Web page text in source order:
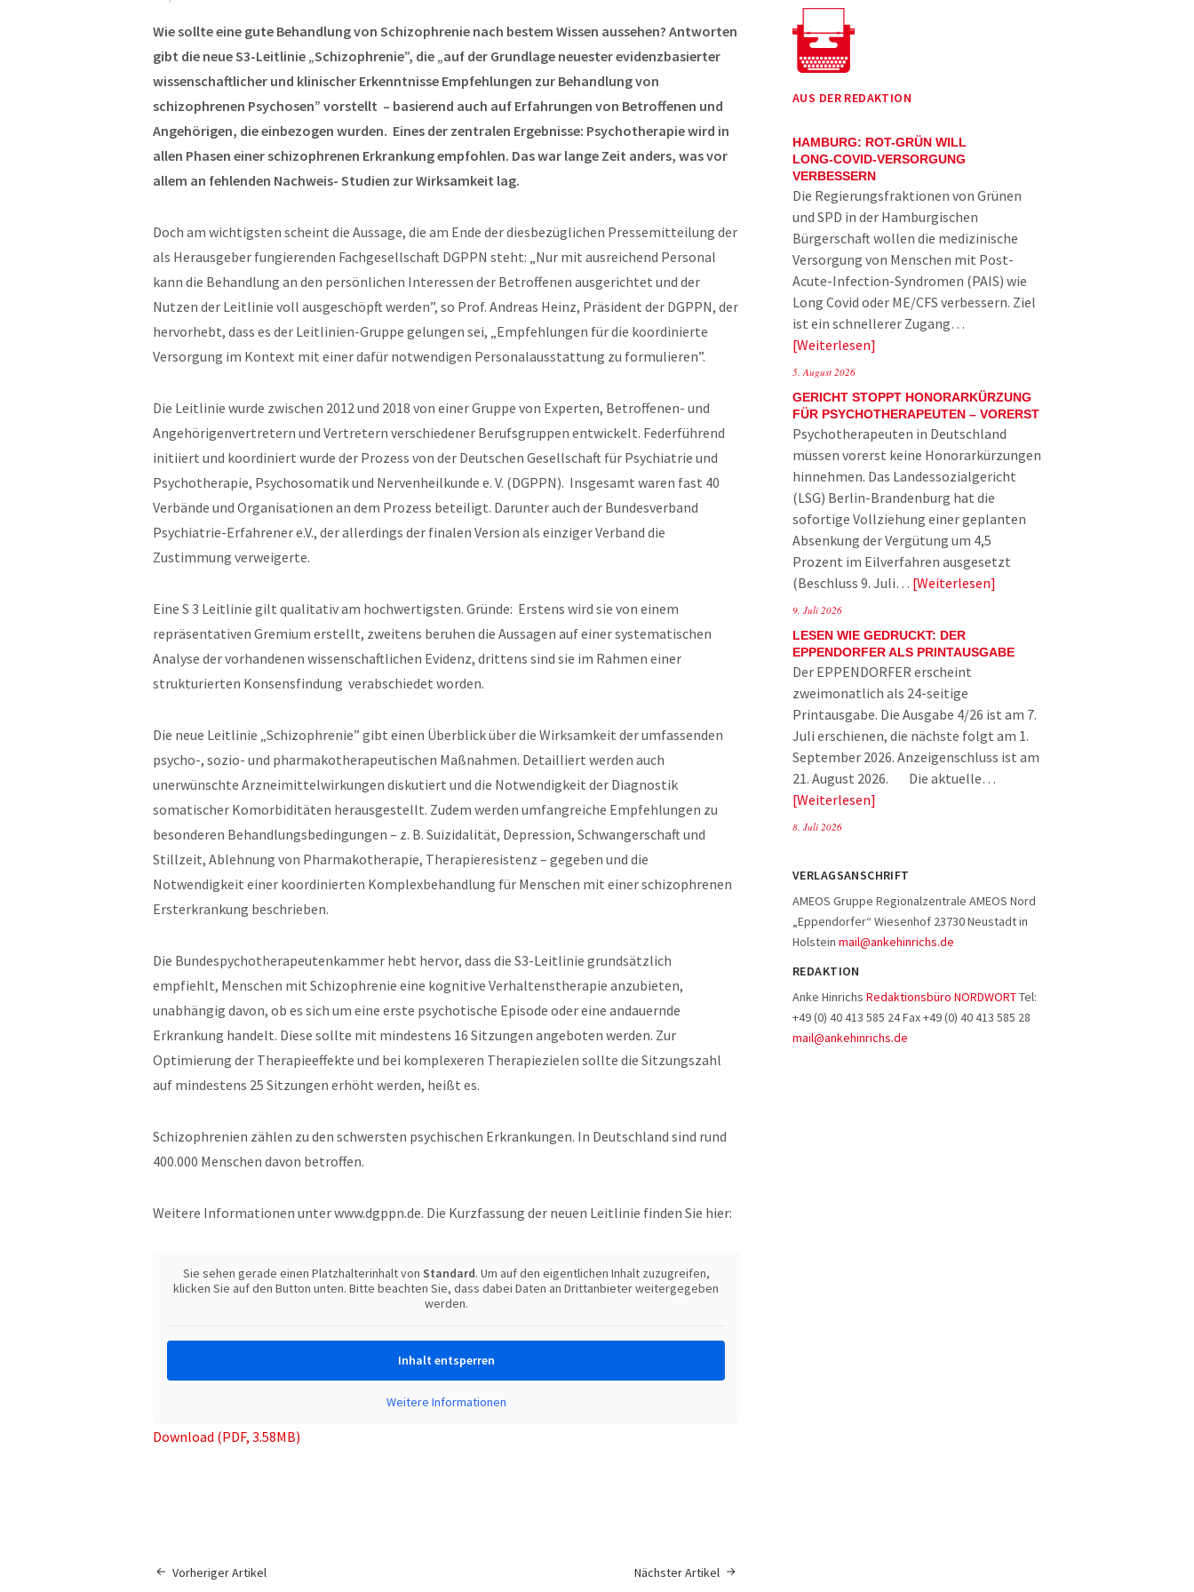
Wie sollte eine gute Behandlung von Schizophrenie nach bestem Wissen aussehen? Antworten
gibt die neue S3-Leitlinie „Schizophrenie”, die „auf der Grundlage neuester evidenzbasierter
wissenschaftlicher und klinischer Erkenntnisse Empfehlungen zur Behandlung von
schizophrenen Psychosen” vorstellt – basierend auch auf Erfahrungen von Betroffenen und
Angehörigen, die einbezogen wurden. Eines der zentralen Ergebnisse: Psychotherapie wird in
allen Phasen einer schizophrenen Erkrankung empfohlen. Das war lange Zeit anders, was vor
allem an fehlenden Nachweis- Studien zur Wirksamkeit lag.
Doch am wichtigsten scheint die Aussage, die am Ende der diesbezüglichen Pressemitteilung der
als Herausgeber fungierenden Fachgesellschaft DGPPN steht: „Nur mit ausreichend Personal
kann die Behandlung an den persönlichen Interessen der Betroffenen ausgerichtet und der
Nutzen der Leitlinie voll ausgeschöpft werden”, so Prof. Andreas Heinz, Präsident der DGPPN, der
hervorhebt, dass es der Leitlinien-Gruppe gelungen sei, „Empfehlungen für die koordinierte
Versorgung im Kontext mit einer dafür notwendigen Personalausstattung zu formulieren”.
Die Leitlinie wurde zwischen 2012 und 2018 von einer Gruppe von Experten, Betroffenen- und
Angehörigenvertretern und Vertretern verschiedener Berufsgruppen entwickelt. Federführend
initiiert und koordiniert wurde der Prozess von der Deutschen Gesellschaft für Psychiatrie und
Psychotherapie, Psychosomatik und Nervenheilkunde e. V. (DGPPN). Insgesamt waren fast 40
Verbände und Organisationen an dem Prozess beteiligt. Darunter auch der Bundesverband
Psychiatrie-Erfahrener e.V., der allerdings der finalen Version als einziger Verband die
Zustimmung verweigerte.
Eine S 3 Leitlinie gilt qualitativ am hochwertigsten. Gründe: Erstens wird sie von einem
repräsentativen Gremium erstellt, zweitens beruhen die Aussagen auf einer systematischen
Analyse der vorhandenen wissenschaftlichen Evidenz, drittens sind sie im Rahmen einer
strukturierten Konsensfindung verabschiedet worden.
Die neue Leitlinie „Schizophrenie” gibt einen Überblick über die Wirksamkeit der umfassenden
psycho-, sozio- und pharmakotherapeutischen Maßnahmen. Detailliert werden auch
unerwünschte Arzneimittelwirkungen diskutiert und die Notwendigkeit der Diagnostik
somatischer Komorbiditäten herausgestellt. Zudem werden umfangreiche Empfehlungen zu
besonderen Behandlungsbedingungen – z. B. Suizidalität, Depression, Schwangerschaft und
Stillzeit, Ablehnung von Pharmakotherapie, Therapieresistenz – gegeben und die
Notwendigkeit einer koordinierten Komplexbehandlung für Menschen mit einer schizophrenen
Ersterkrankung beschrieben.
Die Bundespychotherapeutenkammer hebt hervor, dass die S3-Leitlinie grundsätzlich
empfiehlt, Menschen mit Schizophrenie eine kognitive Verhaltenstherapie anzubieten,
unabhängig davon, ob es sich um eine erste psychotische Episode oder eine andauernde
Erkrankung handelt. Diese sollte mit mindestens 16 Sitzungen angeboten werden. Zur
Optimierung der Therapieeffekte und bei komplexeren Therapiezielen sollte die Sitzungszahl
auf mindestens 25 Sitzungen erhöht werden, heißt es.
Schizophrenien zählen zu den schwersten psychischen Erkrankungen. In Deutschland sind rund
400.000 Menschen davon betroffen.
Weitere Informationen unter www.dgppn.de. Die Kurzfassung der neuen Leitlinie finden Sie hier:
Sie sehen gerade einen Platzhalterinhalt von Standard. Um auf den eigentlichen Inhalt zuzugreifen,
klicken Sie auf den Button unten. Bitte beachten Sie, dass dabei Daten an Drittanbieter weitergegeben
werden.
Inhalt entsperren
Weitere Informationen
Download (PDF, 3.58MB)
Vorheriger Artikel Nächster Artikel
AUS DER REDAKTION
HAMBURG: ROT-GRÜN WILL
LONG-COVID-VERSORGUNG
VERBESSERN
Die Regierungsfraktionen von Grünen
und SPD in der Hamburgischen
Bürgerschaft wollen die medizinische
Versorgung von Menschen mit Post-
Acute-Infection-Syndromen (PAIS) wie
Long Covid oder ME/CFS verbessern. Ziel
ist ein schnellerer Zugang…
Weiterlesen
5. August 2026
GERICHT STOPPT HONORARKÜRZUNG
FÜR PSYCHOTHERAPEUTEN – VORERST
Psychotherapeuten in Deutschland
müssen vorerst keine Honorarkürzungen
hinnehmen. Das Landessozialgericht
(LSG) Berlin-Brandenburg hat die
sofortige Vollziehung einer geplanten
Absenkung der Vergütung um 4,5
Prozent im Eilverfahren ausgesetzt
(Beschluss 9. Juli… Weiterlesen
9. Juli 2026
LESEN WIE GEDRUCKT: DER
EPPENDORFER ALS PRINTAUSGABE
Der EPPENDORFER erscheint
zweimonatlich als 24-seitige
Printausgabe. Die Ausgabe 4/26 ist am 7.
Juli erschienen, die nächste folgt am 1.
September 2026. Anzeigenschluss ist am
21. August 2026. Die aktuelle…
Weiterlesen
8. Juli 2026
VERLAGSANSCHRIFT
AMEOS Gruppe Regionalzentrale AMEOS Nord
„Eppendorfer“ Wiesenhof 23730 Neustadt in
Holstein mail@ankehinrichs.de
REDAKTION
Anke Hinrichs Redaktionsbüro NORDWORTTel:
+49 (0) 40 413 585 24 Fax +49 (0) 40 413 585 28
mail@ankehinrichs.de